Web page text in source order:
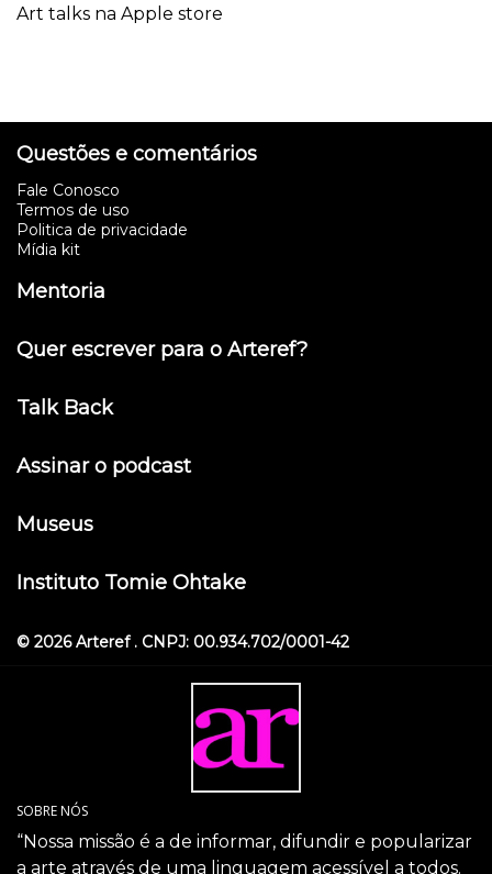
Art talks na Apple store
Questões e comentários
Fale Conosco
Termos de uso
Politica de privacidade
Mídia kit
Mentoria
Quer escrever para o Arteref?
Talk Back
Assinar o podcast
Museus
Instituto Tomie Ohtake
© 2026 Arteref . CNPJ: 00.934.702/0001-42
SOBRE NÓS
“Nossa missão é a de informar, difundir e popularizar
a arte através de uma linguagem acessível a todos.